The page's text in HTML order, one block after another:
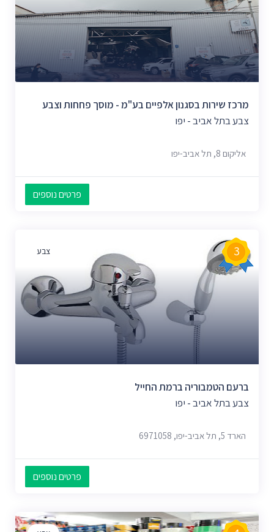
מרכז שירות בסגנון אלפיים בע"מ - מוסך פחחות וצבע
צבע בתל אביב - יפו
אליקום 8, תל אביב-יפו
פרטים נוספים
צבע 3
ברעם הטמבוריה ברמת החייל
צבע בתל אביב - יפו
הארד 5, תל אביב-יפו, 6971058
פרטים נוספים